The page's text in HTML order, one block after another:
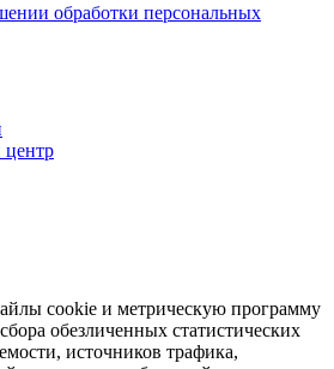
обработки персональных
центр
cookie и метрическую программу
обезличенных статистических
источников трафика,